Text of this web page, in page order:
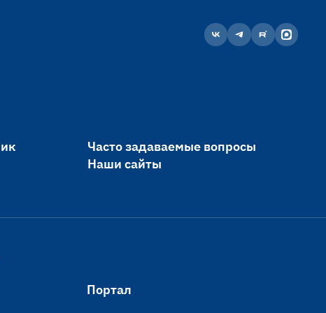
Часто задаваемые вопросы
Наши сайты
Портал